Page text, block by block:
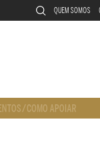
QUEM SOMOS
/COMO APOIAR